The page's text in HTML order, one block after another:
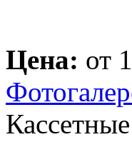
Цена: от